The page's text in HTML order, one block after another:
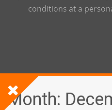
conditions at a
Month: